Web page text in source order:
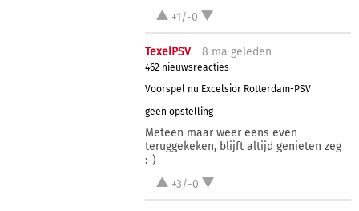
+1/-0
TexelPSV 8 ma geleden
462 nieuwsreacties
Voorspel nu Excelsior Rotterdam-PSV
geen opstelling
Meteen maar weer eens even
teruggekeken, blijft altijd genieten zeg
:-)
+3/-0